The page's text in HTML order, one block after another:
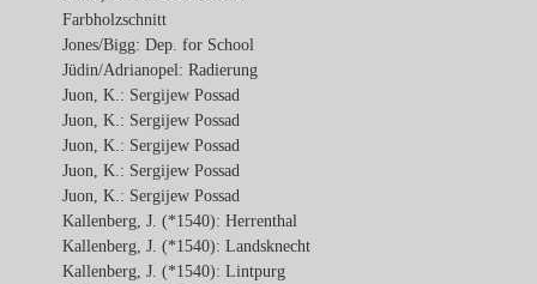
Farbholzschnitt
Jones/Bigg: Dep. for School
Jüdin/Adrianopel: Radierung
Juon, K.: Sergijew Possad
Juon, K.: Sergijew Possad
Juon, K.: Sergijew Possad
Juon, K.: Sergijew Possad
Juon, K.: Sergijew Possad
Kallenberg, J. (*1540): Herrenthal
Kallenberg, J. (*1540): Landsknecht
Kallenberg, J. (*1540): Lintpurg